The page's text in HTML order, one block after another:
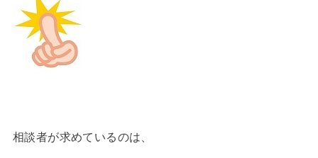
相談者が求めているのは、